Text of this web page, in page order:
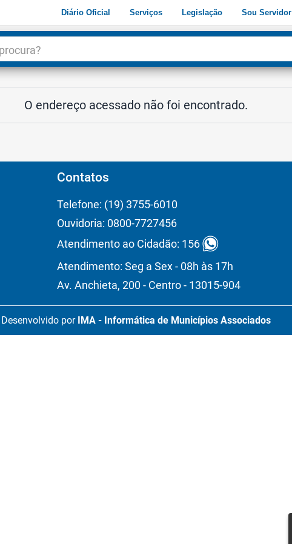
Diário Oficial Serviços Legislação Sou Servidor
O endereço acessado não foi encontrado.
Contatos
Telefone: (19) 3755-6010
Ouvidoria: 0800-7727456
Atendimento ao Cidadão: 156
Atendimento: Seg a Sex - 08h às 17h
Av. Anchieta, 200 - Centro - 13015-904
Desenvolvido por IMA - Informática de Municípios Associados